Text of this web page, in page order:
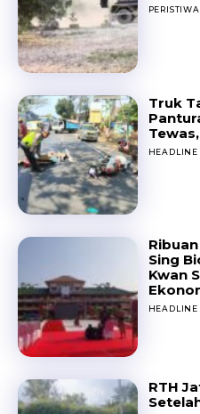
PERISTIWA
Truk
HEADLINE
Sing
Kwan
HEADLINE
RTH